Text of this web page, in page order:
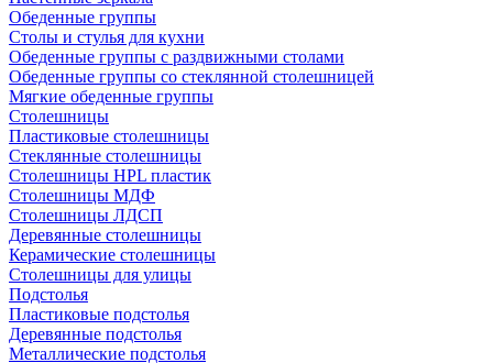
Обеденные группы
Столы и стулья для кухни
Обеденные группы с раздвижными столами
Обеденные группы со стеклянной столешницей
Мягкие обеденные группы
Столешницы
Пластиковые столешницы
Стеклянные столешницы
Столешницы HPL пластик
Столешницы МДФ
Столешницы ЛДСП
Деревянные столешницы
Керамические столешницы
Столешницы для улицы
Подстолья
Пластиковые подстолья
Деревянные подстолья
Металлические подстолья